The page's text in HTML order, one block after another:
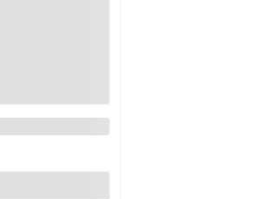
Vector
ED FFP